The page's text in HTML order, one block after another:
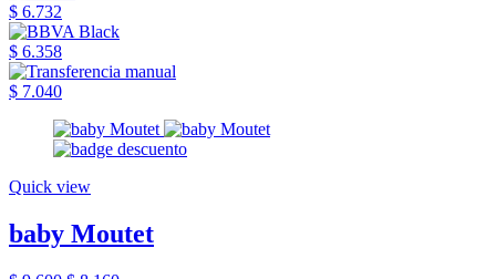
$ 6.732
$ 6.358
$ 7.040
Quick view
baby Moutet